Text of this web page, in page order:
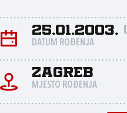
25.01.2003.
DATUM ROĐENJA
Zagreb
MJESTO ROĐENJA